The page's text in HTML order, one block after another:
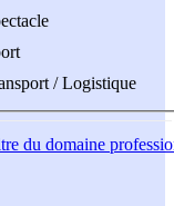
/ Logistique
du domaine